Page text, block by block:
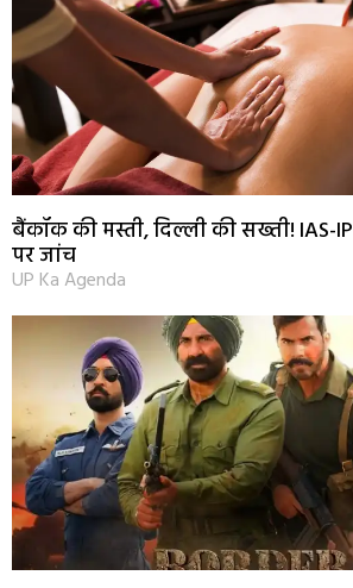
बैंकॉक की मस्ती, दिल्ली की सख्ती! IAS-
पर जांच
UP Ka Agenda